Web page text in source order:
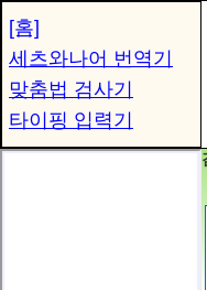
[홈]
세츠와나어 번역기
맞춤법 검사기
타이핑 입력기